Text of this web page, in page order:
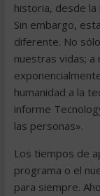
historia, desde
Sin embargo,
diferente. No
nuestras vidas; a
humanidad a la
informe
las personas».
Los tiempos de
programa o el
para siempre.